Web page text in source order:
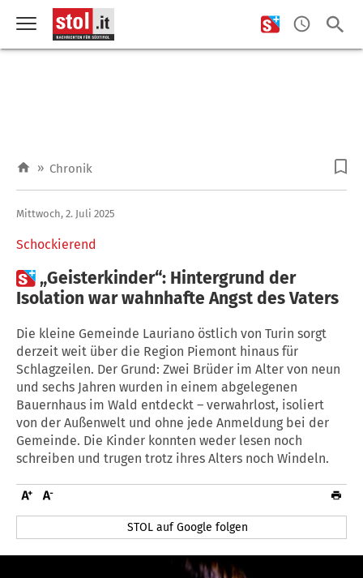
» Chronik
Schockierend
Mittwoch, 2. Juli 2025
„Geisterkinder“: Hintergrund der
Isolation war wahnhafte Angst des Vaters
Die kleine Gemeinde Lauriano östlich von Turin sorgt
derzeit weit über die Region Piemont hinaus für
Schlagzeilen. Der Grund: Zwei Brüder im Alter von neun
und sechs Jahren wurden in einem abgelegenen
Bauernhaus im Wald entdeckt – verwahrlost, isoliert
von der Außenwelt und ohne jede Anmeldung bei der
Gemeinde. Die Kinder konnten weder lesen noch
schreiben und trugen trotz ihres Alters noch Windeln.
STOL auf Google folgen